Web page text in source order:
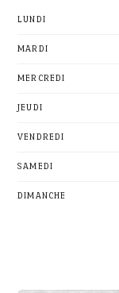
LUNDI
MARDI
MERCREDI
JEUDI
VENDREDI
SAMEDI
DIMANCHE